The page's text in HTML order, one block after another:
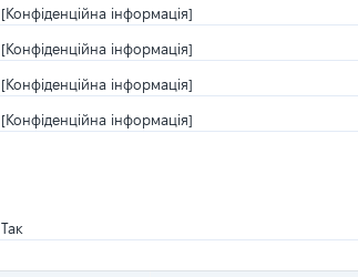
[Конфіденційна інформація]
[Конфіденційна інформація]
[Конфіденційна інформація]
[Конфіденційна інформація]
Так